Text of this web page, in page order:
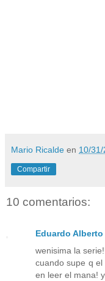
Mario Ricalde en 10/31/
Compartir
10 comentarios:
Eduardo Alberto
wenisima la
cuando supe q
en leer el mana!